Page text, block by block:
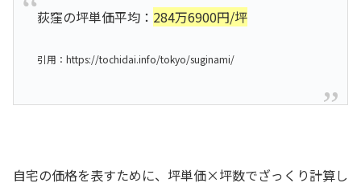
荻窪の坪単価平均： 284万6900円/坪
引用：https://tochidai.info/tokyo/suginami/
自宅の価格を表すために、坪単価×坪数でざっくり計算し